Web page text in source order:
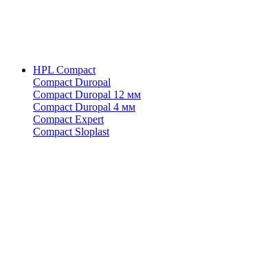
HPL Compact
Compact Duropal
Compact Duropal 12 мм
Compact Duropal 4 мм
Compact Expert
Compact Sloplast